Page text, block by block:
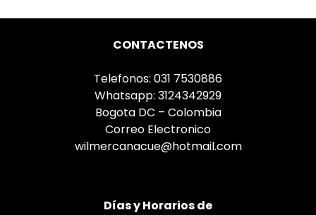
CONTACTENOS
Telefonos: 031 7530886
Whatsapp: 3124342929
Bogota DC – Colombia
Correo Electronico
wilmercanacue@hotmail.com
Díasy Horarios de